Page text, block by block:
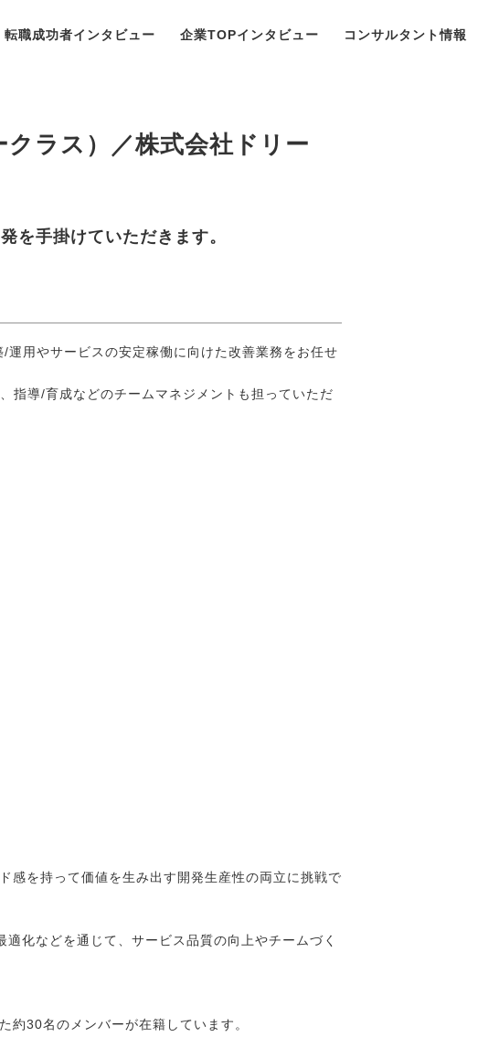
転職成功者インタビュー 企業TOPインタビュー コンサルタント情報
ラス）／株式会社ドリー
を手掛けていただきます。
用やサービスの安定稼働に向けた改善業務をお任せ
指導/育成などのチームマネジメントも担っていただ
感を持って価値を生み出す開発生産性の両立に挑戦で
化などを通じて、サービス品質の向上やチームづく
約30名のメンバーが在籍しています。